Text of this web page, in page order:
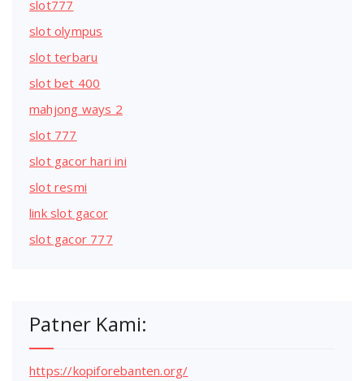
slot777
slot olympus
slot terbaru
slot bet 400
mahjong ways 2
slot 777
slot gacor hari ini
slot resmi
link slot gacor
slot gacor 777
Patner Kami:
https://kopiforebanten.org/